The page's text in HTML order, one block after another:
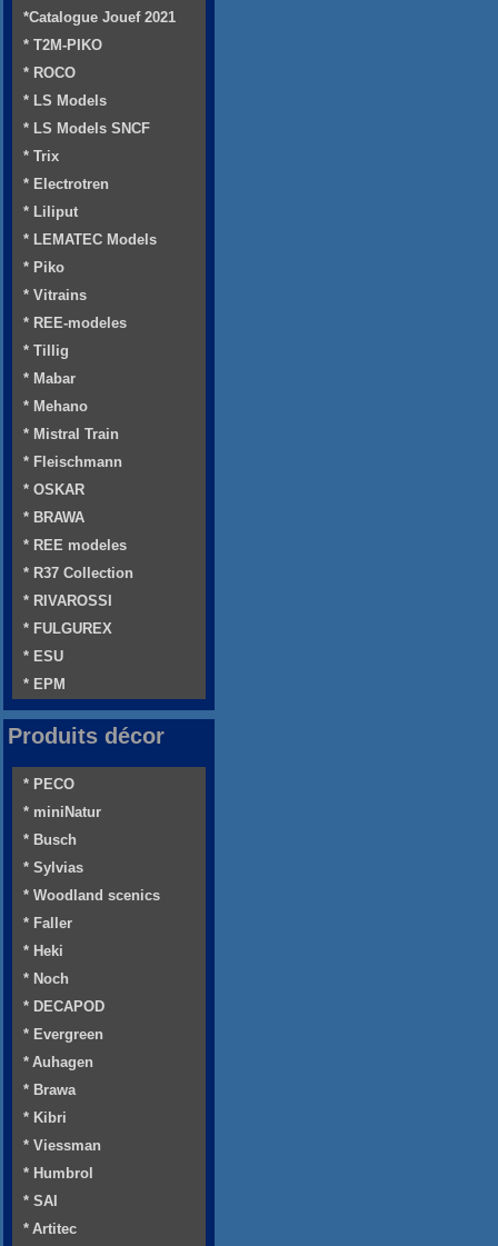
*Catalogue Jouef 2021
* T2M-PIKO
* ROCO
* LS Models
* LS Models SNCF
* Trix
* Electrotren
* Liliput
* LEMATEC Models
* Piko
* Vitrains
* REE-modeles
* Tillig
* Mabar
* Mehano
* Mistral Train
* Fleischmann
* OSKAR
* BRAWA
* REE modeles
* R37 Collection
* RIVAROSSI
* FULGUREX
* ESU
* EPM
Produits décor
* PECO
* miniNatur
* Busch
* Sylvias
* Woodland scenics
* Faller
* Heki
* Noch
* DECAPOD
* Evergreen
* Auhagen
* Brawa
* Kibri
* Viessman
* Humbrol
* SAI
* Artitec